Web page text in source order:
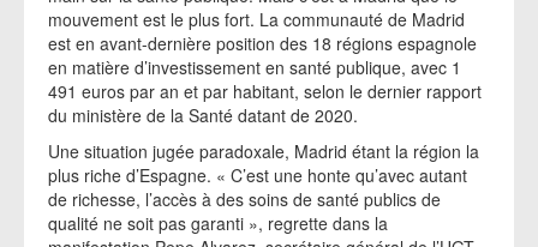
mouvement est le plus fort. La communauté de Madrid
est en avant-dernière position des 18 régions espagnole
en matière d’investissement en santé publique, avec 1
491 euros par an et par habitant, selon le dernier rapport
du ministère de la Santé datant de 2020.
Une situation jugée paradoxale, Madrid étant la région la
plus riche d’Espagne. « C’est une honte qu’avec autant
de richesse, l’accès à des soins de santé publics de
qualité ne soit pas garanti », regrette dans la